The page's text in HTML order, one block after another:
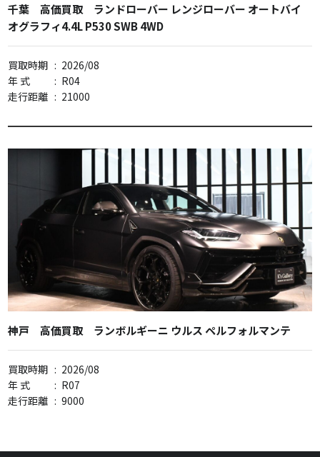
千葉 高価買取 ランドローバー レンジローバー オートバイ
オグラフィ4.4L P530 SWB 4WD
買取時期 : 2026/08
年 式
: R04
走行距離 : 21000
神戸 高価買取 ランボルギーニ ウルス ペルフォルマンテ
買取時期 : 2026/08
年 式
: R07
走行距離 : 9000